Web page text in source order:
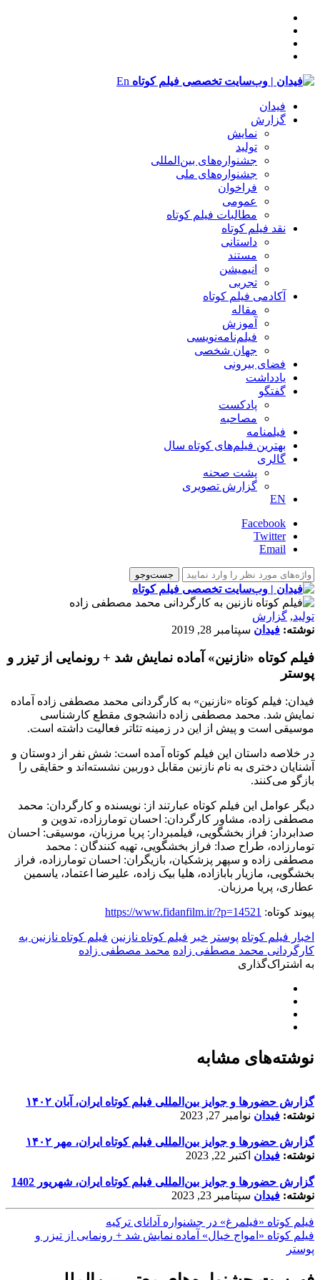
En
فیدان
گزارش
نمایش
تولید
‌‌جشنواره‌های بین‌المللی
جشنواره‌های ملی
فراخوان
عمومی
مطالبات فیلم کوتاه
نقد فیلم کوتاه
داستانی
مستند
انیمیشن
تجربی
آکادمی فیلم کوتاه
مقاله
آموزش
فیلم‌نامه‌نویسی
جهان شخصی
فضای بیرونی
یادداشت
گفتگو
پادکست
مصاحبه
فیلمنامه
بهترین فیلم‌های کوتاه سال
گالری
پشت صحنه
گزارش تصویری
EN
Facebook
Twitter
Email
تولید, گزارش
نوشته: فیدان سپتامبر 28, 2019
فیلم کوتاه «نازنین» آماده نمایش شد + رونمایی از تیزر و
پوستر
فیدان: فیلم کوتاه «نازنین» به کارگردانی محمد مصطفی زاده آماده
نمایش شد. محمد مصطفی زاده دانشجوی مقطع کارشناسی
موسیقی است و پیش از این در زمینه تئاتر فعالیت داشته است.
در خلاصه داستان این فیلم کوتاه آمده است: شش نفر از دوستان و
آشنایان دختری به نام نازنین مقابل دوربین نشسته‌اند و حقایقی را
بازگو می‌کنند.
دیگر عوامل این فیلم کوتاه عبارتند از: نویسنده و کارگردان: محمد
مصطفی زاده، مشاور کارگردان: احسان تومارزاده، تدوین و
صدابردار: فراز بخشگویی، فیلمبردار: پریا مرزبان، موسیقی: احسان
تومارزاده، طراح صدا: فراز بخشگویی، تهیه کنندگان : محمد
مصطفی زاده و سپهر پزشکیان، بازیگران: احسان تومارزاده، فراز
بخشگویی، مازیار بابازاده، هلیا بیک زاده، علیرضا اعتماد، یاسمین
عطاری، پریا مرزبان.
پیوند کوتاه: https://www.fidanfilm.ir/?p=14521
اخبار فیلم کوتاه پوستر خبر فیلم کوتاه نازنین فیلم کوتاه نازنین به
کارگردانی محمد مصطفی زاده محمد مصطفی زاده
به اشتراک‌گذاری
نوشته‌های مشابه
گزارش حضورها و جوایز بین‌المللی فیلم کوتاه ایران، آبان ۱۴۰۲
نوشته: فیدان نوامبر 27, 2023
گزارش حضورها و جوایز بین‌المللی فیلم کوتاه ایران، مهر ۱۴۰۲
نوشته: فیدان اکتبر 22, 2023
گزارش حضورها و جوایز بین‌المللی فیلم کوتاه ایران، شهریور 1402
نوشته: فیدان سپتامبر 23, 2023
فیلم کوتاه «فیلمرغ» در جشنواره آدانای ترکیه
فیلم کوتاه «امواج خیال» آماده نمایش شد + رونمایی از تیزر و
پوستر